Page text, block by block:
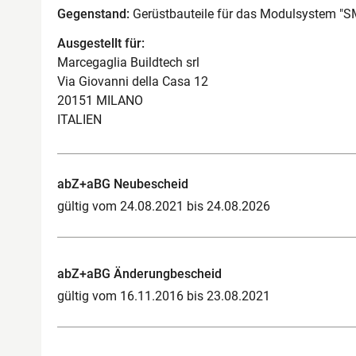
Gegenstand: Gerüstbauteile für das Modulsystem
Ausgestellt für:
Marcegaglia Buildtech srl
Via Giovanni della Casa 12
20151 MILANO
ITALIEN
abZ+aBG Neubescheid
gültig vom 24.08.2021 bis 24.08.2026
abZ+aBG Änderungbescheid
gültig vom 16.11.2016 bis 23.08.2021